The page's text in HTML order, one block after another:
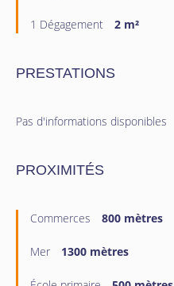
1 Dégagement 2 m²
PRESTATIONS
Pas d'informations disponibles
PROXIMITÉS
Commerces 800 mètres
Mer 1300 mètres